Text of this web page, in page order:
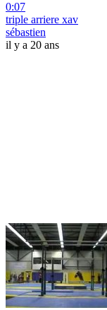
0:07
triple arriere xav
sébastien
il y a 20 ans